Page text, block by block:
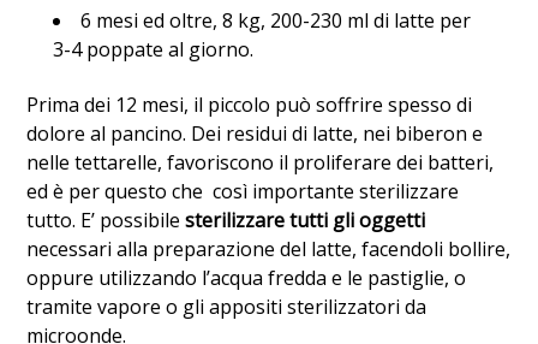
6 mesi ed oltre, 8 kg, 200-230 ml di latte per
3-4 poppate al giorno.
Prima dei 12 mesi, il piccolo può soffrire spesso di
dolore al pancino. Dei residui di latte, nei biberon e
nelle tettarelle, favoriscono il proliferare dei batteri,
ed è per questo che così importante sterilizzare
tutto. E’ possibilesterilizzare tutti gli oggetti
necessari alla preparazione del latte, facendoli bollire,
oppure utilizzando l’acqua fredda e le pastiglie, o
tramite vapore o gli appositi sterilizzatori da
microonde.